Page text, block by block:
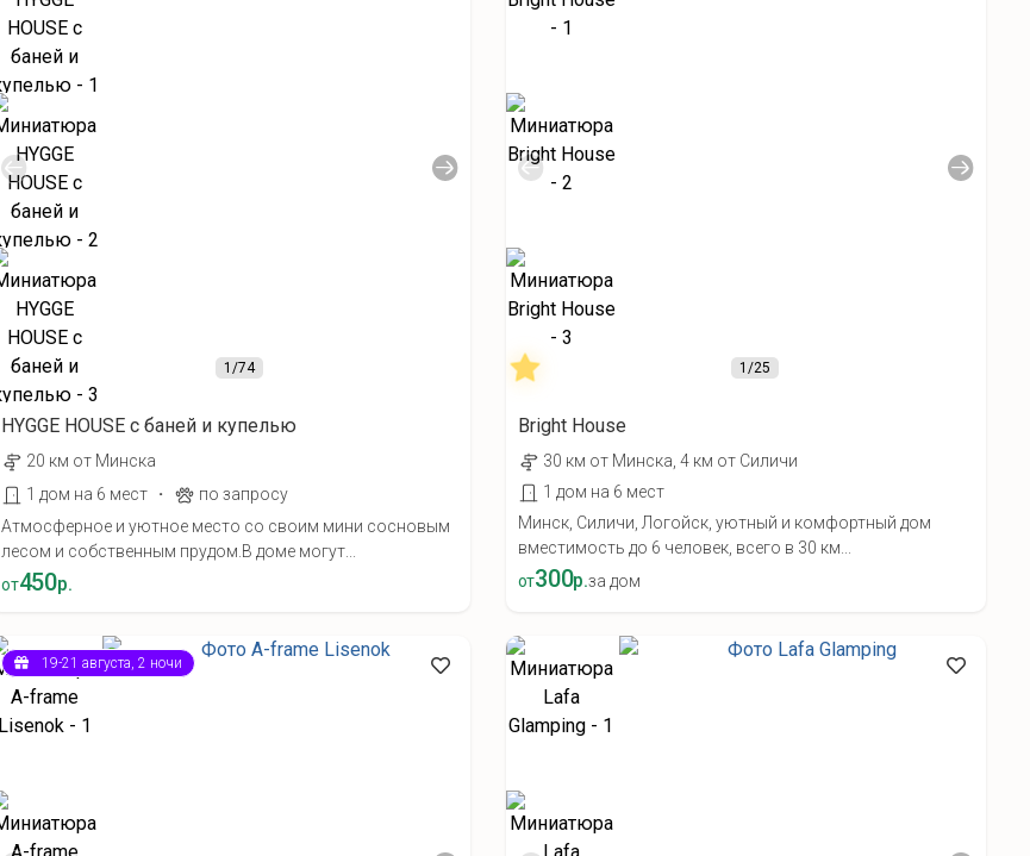
1/74
HYGGE HOUSE с баней и купелью
20 км от Минска
1 дом на 6 мест
·
по запросу
Атмосферное и уютное место со своим мини сосновым
лесом и собственным прудом.В доме могут...
от450р.
1/25
Bright House
30 км от Минска, 4 км от Силичи
1 дом на 6 мест
Минск, Силичи, Логойск, уютный и комфортный дом
вместимость до 6 человек, всего в 30 км...
от300р.за дом
19-21 августа, 2 ночи